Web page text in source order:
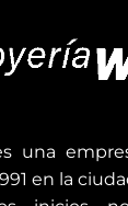
una
en la